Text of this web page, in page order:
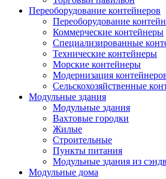
Переоборудование контейнеров
Переоборудование
Коммерческие контейнеры
Специализированные
Технические контейнеры
Морские контейнеры
Модернизация
Сельскохозяйственные
Модульные здания
Модульные здания
Вахтовые городки
Жилые
Строительные
Пункты питания
Модульные здания из
Модульные дома